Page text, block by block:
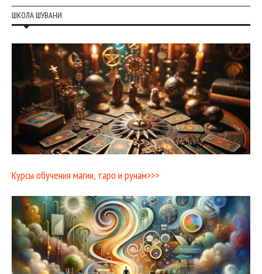
ШКОЛА ШУВАНИ
Курсы обучения магии, таро и рунам>>>